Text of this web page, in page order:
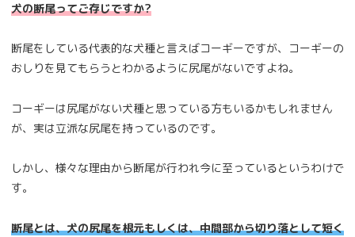
犬の断尾ってご存じですか?
断尾をしている代表的な犬種と言えばコーギーですが、コーギーの
おしりを見てもらうとわかるように尻尾がないですよね。
コーギーは尻尾がない犬種と思っている方もいるかもしれません
が、実は立派な尻尾を持っているのです。
しかし、様々な理由から断尾が行われ今に至っているというわけで
す。
断尾とは、犬の尻尾を根元もしくは、中間部から切り落として短く